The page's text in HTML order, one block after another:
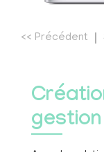
<< Précédent